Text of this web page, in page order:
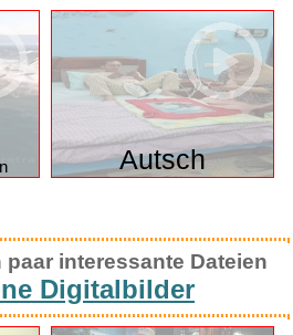
Das wars dann mit dem
leckeren Fisch
Autsch